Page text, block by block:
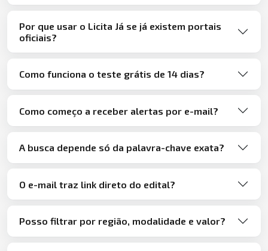
Por que usar o Licita Já se já existem portais
oficiais?
Como funciona o teste grátis de 14 dias?
Como começo a receber alertas por e-mail?
A busca depende só da palavra-chave exata?
O e-mail traz link direto do edital?
Posso filtrar por região, modalidade e valor?